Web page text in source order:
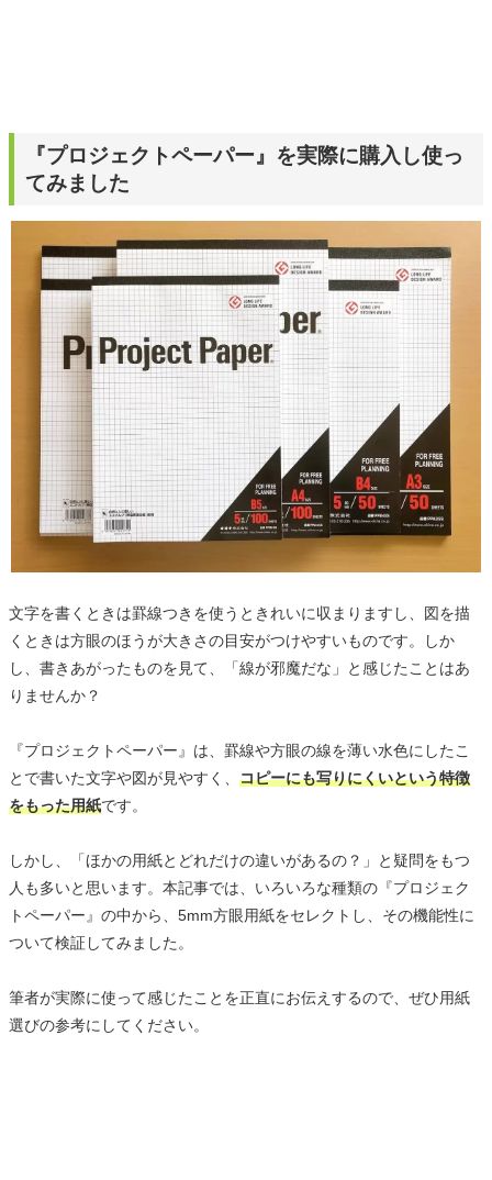
『プロジェクトペーパー』を実際に購入し使っ
てみました
文字を書くときは罫線つきを使うときれいに収まりますし、図を描
くときは方眼のほうが大きさの目安がつけやすいものです。しか
し、書きあがったものを見て、「線が邪魔だな」と感じたことはあ
りませんか？
『プロジェクトペーパー』は、罫線や方眼の線を薄い水色にしたこ
とで書いた文字や図が見やすく、 コピーにも写りにくいという特徴
をもった用紙です。
しかし、「ほかの用紙とどれだけの違いがあるの？」と疑問をもつ
人も多いと思います。本記事では、いろいろな種類の『プロジェク
トペーパー』の中から、5mm方眼用紙をセレクトし、その機能性に
ついて検証してみました。
筆者が実際に使って感じたことを正直にお伝えするので、ぜひ用紙
選びの参考にしてください。